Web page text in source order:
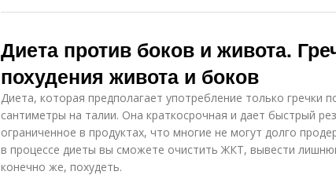
Диета против боков и живота.
похудения живота и боков
Диета, которая предполагает употребление только гречки
сантиметры на талии. Она краткосрочная и дает быстрый
ограниченное в продуктах, что многие не могут долго
в процессе диеты вы сможете очистить ЖКТ, вывести
конечно же, похудеть.